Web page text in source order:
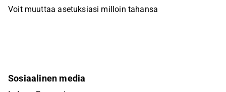
Voit muuttaa asetuksiasi milloin tahansa
Sosiaalinen media